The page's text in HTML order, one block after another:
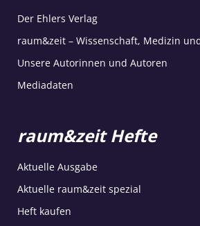
Der Ehlers Verlag
raum&zeit – Wissenschaft, Medizin
Unsere Autorinnen und Autoren
Mediadaten
raum&zeit Hefte
Aktuelle Ausgabe
Aktuelle raum&zeit spezial
Heft kaufen